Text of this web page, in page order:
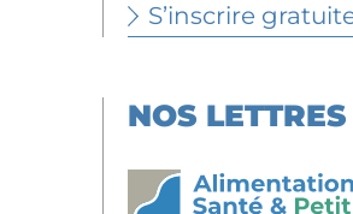
S’inscrire
NOS